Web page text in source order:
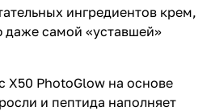
ингредиентов крем,
даже самой «уставшей»
Х50 PhotoGlow на основе
и пептида наполняет